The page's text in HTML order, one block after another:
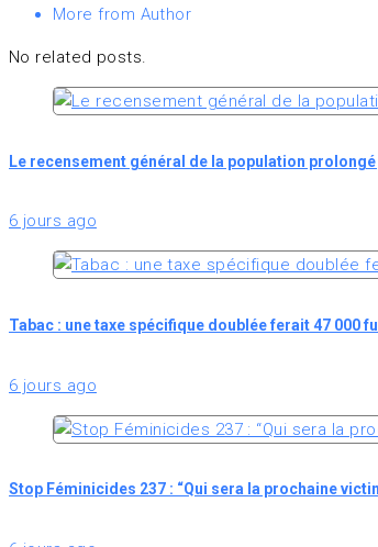
More from Author
No related posts.
Le recensement général de la population
6 jours ago
Tabac : une taxe spécifique doublée ferait 47 000
6 jours ago
Stop Féminicides 237 : “Qui sera la prochaine